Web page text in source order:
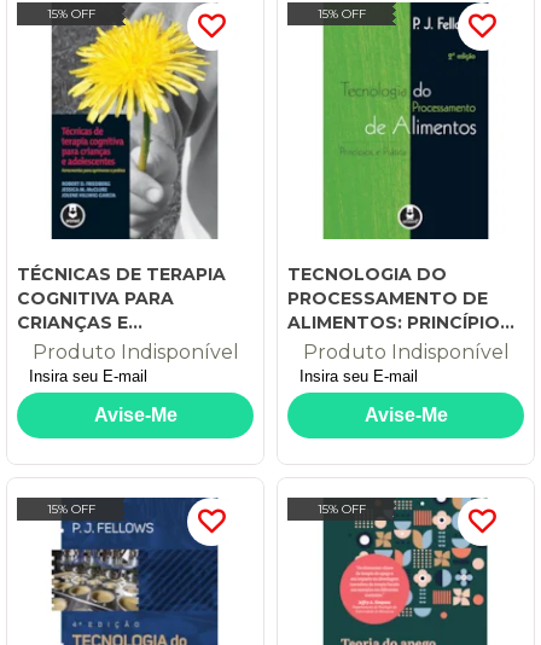
15% OFF
TÉCNICAS DE TERAPIA
COGNITIVA PARA
CRIANÇAS E
ADOLESCENTES:
FERRAMENTAS PARA
APRIMORAR A PRÁTICA
Produto Indisponível
15% OFF
TECNOLOGIA DO
PROCESSAMENTO DE
ALIMENTOS: PRINCÍPIOS
E PRÁTICA
Produto Indisponível
15% OFF 15% OFF